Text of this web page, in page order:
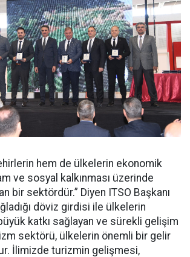
hem de ülkelerin ekonomik
ve sosyal kalkınması üzerinde
bir sektördür.” Diyen ITSO Başkanı
döviz girdisi ile ülkelerin
katkı sağlayan ve sürekli gelişim
sektörü, ülkelerin önemli bir gelir
İlimizde turizmin gelişmesi,